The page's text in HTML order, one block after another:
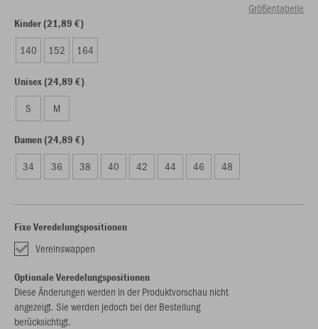
Größentabelle
Kinder (21,89 €)
140 152 164
Unisex (24,89 €)
S M
Damen (24,89 €)
34 36 38 40 42 44 46 48
Fixe Veredelungspositionen
Vereinswappen
Optionale Veredelungspositionen
Diese Änderungen werden in der Produktvorschau nicht
angezeigt. Sie werden jedoch bei der Bestellung
berücksichtigt.